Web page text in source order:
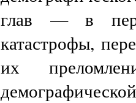
глав — в
катастрофы,
их